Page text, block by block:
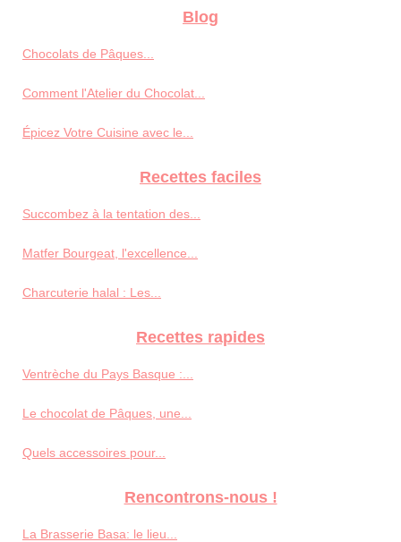
Blog
Chocolats de Pâques...
Comment l'Atelier du Chocolat...
Épicez Votre Cuisine avec le...
Recettes faciles
Succombez à la tentation des...
Matfer Bourgeat, l'excellence...
Charcuterie halal : Les...
Recettes rapides
Ventrèche du Pays Basque :...
Le chocolat de Pâques, une...
Quels accessoires pour...
Rencontrons-nous !
La Brasserie Basa: le lieu...